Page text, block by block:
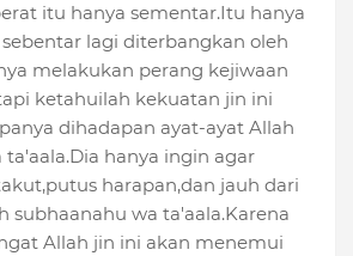
itu hanya sementar.Itu hanya
lagi diterbangkan oleh
melakukan perang kejiwaan
ketahuilah kekuatan jin ini
dihadapan ayat-ayat Allah
hanya ingin agar
harapan,dan jauh dari
subhaanahu wa ta'aala.Karena
Allah jin ini akan menemui